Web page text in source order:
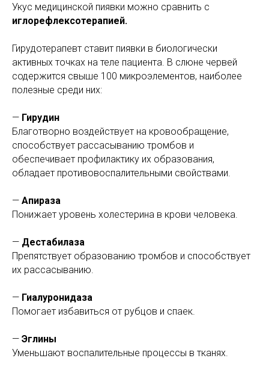
Укус медицинской пиявки можно сравнить с
иглорефлексотерапией.
Гирудотерапевт ставит пиявки в биологически
активных точках на теле пациента. В слюне червей
содержится свыше 100 микроэлементов, наиболее
полезные среди них:
— Гирудин
Благотворно воздействует на кровообращение,
способствует рассасыванию тромбов и
обеспечивает профилактику их образования,
обладает противовоспалительными свойствами.
— Апираза
Понижает уровень холестерина в крови человека.
— Дестабилаза
Препятствует образованию тромбов и способствует
их рассасыванию.
— Гиалуронидаза
Помогает избавиться от рубцов и спаек.
— Эглины
Уменьшают воспалительные процессы в тканях.